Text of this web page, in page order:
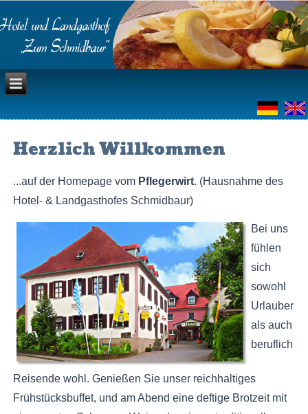
Herzlich Willkommen
...auf der Homepage vom Pflegerwirt. (Hausnahme des
Hotel- & Landgasthofes Schmidbaur)
Bei uns
fühlen
sich
sowohl
Urlauber
als auch
beruflich
Reisende wohl. Genießen Sie unser reichhaltiges
Frühstücksbuffet, und am Abend eine deftige Brotzeit mit